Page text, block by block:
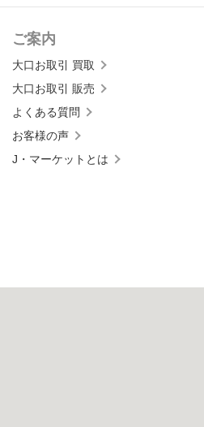
ご案内
大口お取引 買取
大口お取引 販売
よくある質問
お客様の声
J・マーケットとは